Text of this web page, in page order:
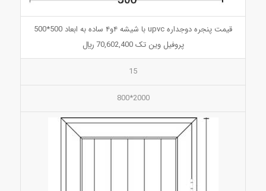
قیمت پنجره دوجداره upvc با شیشه ۴و۴ ساده به ابعاد 500*500
پروفیل وین تک 70,602,400 ريال
15
2000*800